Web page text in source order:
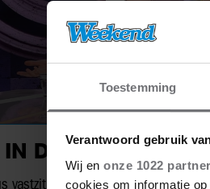
Toestemming
Verantwoord gebruik
Wij en onze 1022
cookies om informatie
IN DE GEVANGENIS
vastzit, kan hij zijn moeder maar